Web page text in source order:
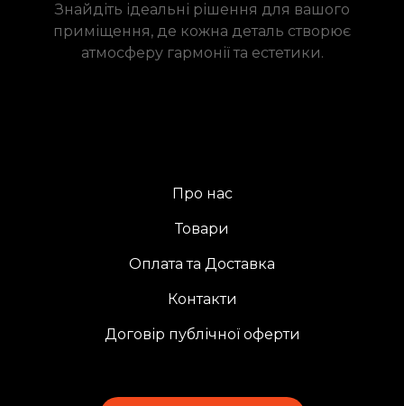
Знайдіть ідеальні рішення для вашого
приміщення, де кожна деталь створює
атмосферу гармонії та естетики.
Про нас
Товари
Оплата та Доставка
Контакти
Договір публічної оферти